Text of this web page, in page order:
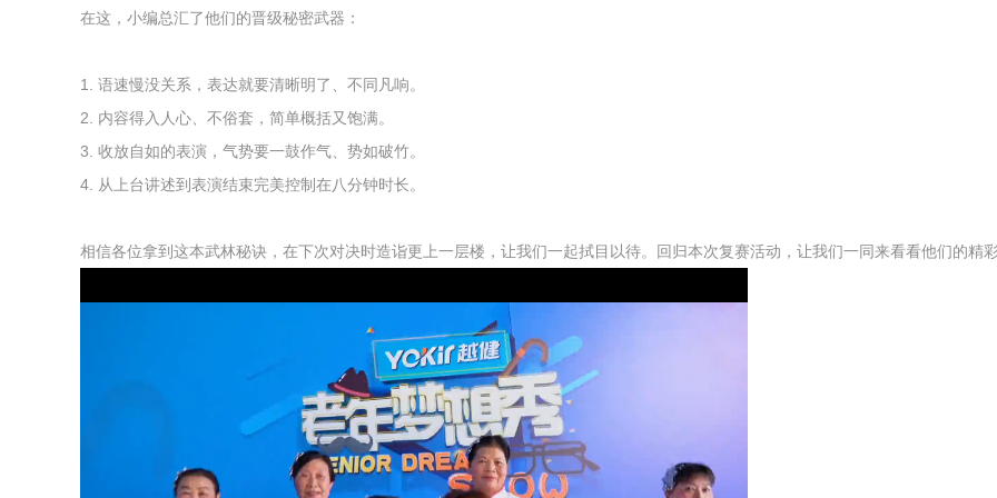
在这，小编总汇了他们的晋级秘密武器：
1. 语速慢没关系，表达就要清晰明了、不同凡响。
2. 内容得入人心、不俗套，简单概括又饱满。
3. 收放自如的表演，气势要一鼓作气、势如破竹。
4. 从上台讲述到表演结束完美控制在八分钟时长。
相信各位拿到这本武林秘诀，在下次对决时造诣更上一层楼，让我们一起拭目以待。回归本次复赛活动，让我们一同来看看他们的精